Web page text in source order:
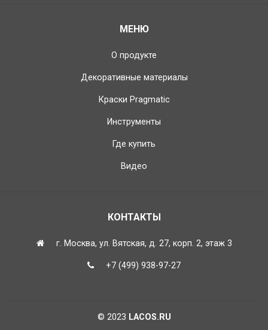
МЕНЮ
О продукте
Декоративные материалы
Краски Pragmatic
Инструменты
Где купить
Видео
КОНТАКТЫ
г. Москва, ул. Вятская, д. 27, корп. 2, этаж 3
+7 (499) 938-97-27
© 2023 LACOS.RU